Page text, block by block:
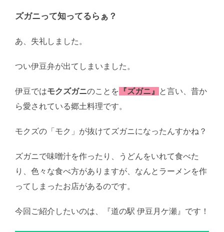
ズガニって知ってるらぁ？
あ、失礼しました。
つい伊豆弁が出てしまいました。
伊豆ではモクズガニのことを 『ズガニ』
と言い、昔か
ら愛されている郷土料理です。
モクズの「モク」が抜けてズガニになったんすかね？
ズガニで味噌汁を作ったり、うどんをいれて食べた
り、色々な食べ方がありますが、なんとラーメンを作
ってしまったお店があるのです。
今回ご紹介したいのは、『道の駅 伊豆月ケ瀬』です！